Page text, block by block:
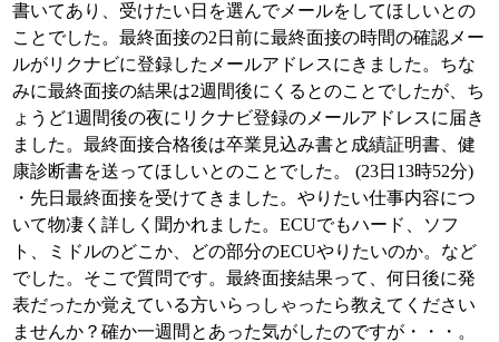
書いてあり、受けたい日を選んでメールをしてほしいとの
ことでした。最終面接の2日前に最終面接の時間の確認メー
ルがリクナビに登録したメールアドレスにきました。ちな
みに最終面接の結果は2週間後にくるとのことでしたが、ち
ょうど1週間後の夜にリクナビ登録のメールアドレスに届き
ました。最終面接合格後は卒業見込み書と成績証明書、健
康診断書を送ってほしいとのことでした。 (23日13時52分)
・先日最終面接を受けてきました。やりたい仕事内容につ
いて物凄く詳しく聞かれました。ECUでもハード、ソフ
ト、ミドルのどこか、どの部分のECUやりたいのか。など
でした。そこで質問です。最終面接結果って、何日後に発
表だったか覚えている方いらっしゃったら教えてください
ませんか？確か一週間とあった気がしたのですが・・・。